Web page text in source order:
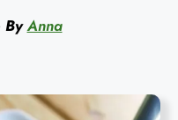
By Anna